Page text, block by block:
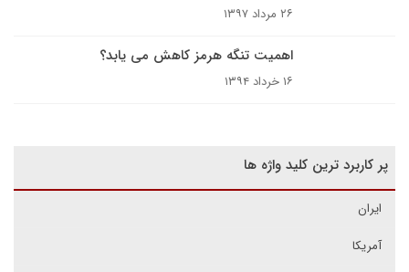
۲۶ مرداد ۱۳۹۷
اهمیت تنگه هرمز کاهش می یابد؟
۱۶ خرداد ۱۳۹۴
پر کاربرد ترین کلید واژه ها
ایران
آمریکا